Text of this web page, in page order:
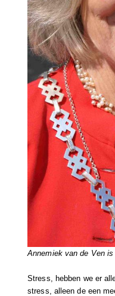
Annemiek van de Ven
Stress, hebben we er
stress, alleen de een